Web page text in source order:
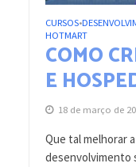
CURSOS•
HOTMART
COMO
E
18 de março de
Que tal melhorar
desenvolvimento